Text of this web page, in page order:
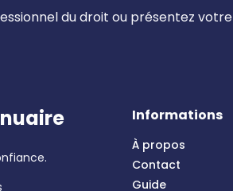
du droit ou présentez
Informations
À propos
Contact
Guide